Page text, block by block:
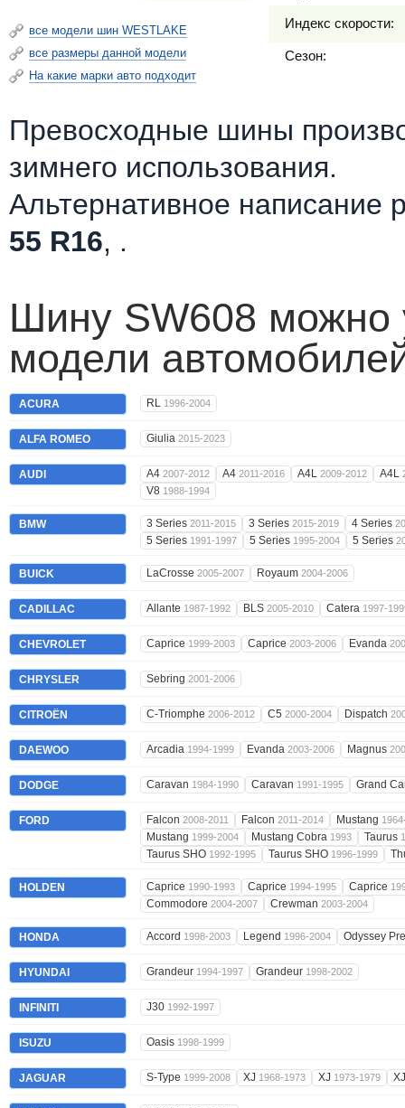
все модели шин WESTLAKE
все размеры данной модели
На какие марки авто подходит
Индекс скорости:
Сезон:
Превосходные шины
зимнего использования.
Альтернативное написание
55 R16, .
Шину SW608 можно
модели
ACURA RL 1996-2004
ALFA ROMEO Giulia 2015-2023
AUDI A4 2007-2012 A4 2011-2016 A4L 2009-2012 A4L
V8 1988-1994
BMW 3 Series 2011-2015 3 Series 2015-2019 4 Series
5 Series 1991-1997 5 Series 1995-2004 5 Series
BUICK LaCrosse 2005-2007 Royaum 2004-2006
CADILLAC Allante 1987-1992 BLS 2005-2010 Catera 1997-
CHEVROLET Caprice 1999-2003 Caprice 2003-2006 Evanda
CHRYSLER Sebring 2001-2006
CITROËN C-Triomphe 2006-2012 C5 2000-2004 Dispatch
DAEWOO Arcadia 1994-1999 Evanda 2003-2006 Magnus
DODGE Caravan 1984-1990 Caravan 1991-1995 Grand
FORD Falcon 2008-2011 Falcon 2011-2014 Mustang
Mustang 1999-2004 Mustang Cobra 1993 Taurus
Taurus SHO 1992-1995 Taurus SHO 1996-1999
HOLDEN Caprice 1990-1993 Caprice 1994-1995 Caprice
Commodore 2004-2007 Crewman 2003-2004
HONDA Accord 1998-2003 Legend 1996-2004 Odyssey
HYUNDAI Grandeur 1994-1997 Grandeur 1998-2002
INFINITI J30 1992-1997
ISUZU Oasis 1998-1999
JAGUAR S-Type 1999-2008 XJ 1968-1973 XJ 1973-1979